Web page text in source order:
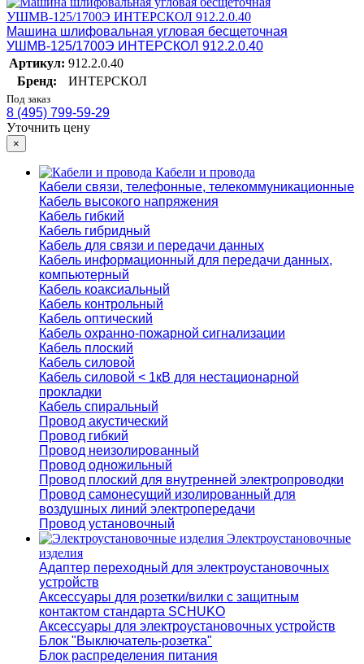
Машина шлифовальная угловая бесщеточная
УШМВ-125/1700Э ИНТЕРСКОЛ 912.2.0.40
Артикул: 912.2.0.40
Бренд:
ИНТЕРСКОЛ
Под заказ
8 (495) 799-59-29
Уточнить цену
×
Кабели и провода
Кабели связи, телефонные, телекоммуникационные
Кабель высокого напряжения
Кабель гибкий
Кабель гибридный
Кабель для связи и передачи данных
Кабель информационный для передачи данных,
компьютерный
Кабель коаксиальный
Кабель контрольный
Кабель оптический
Кабель охранно-пожарной сигнализации
Кабель плоский
Кабель силовой
Кабель силовой < 1кВ для нестационарной
прокладки
Кабель спиральный
Провод акустический
Провод гибкий
Провод неизолированный
Провод одножильный
Провод плоский для внутренней электропроводки
Провод самонесущий изолированный для
воздушных линий электропередачи
Провод установочный
Электроустановочные
изделия
Адаптер переходный для электроустановочных
устройств
Аксессуары для розетки/вилки с защитным
контактом стандарта SCHUKO
Аксессуары для электроустановочных устройств
Блок "Выключатель-розетка"
Блок распределения питания